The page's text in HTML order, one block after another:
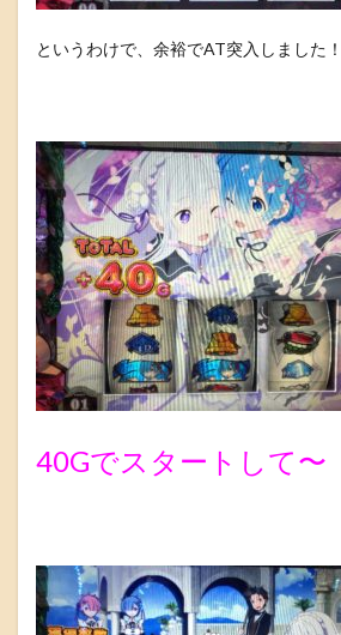
というわけで、余裕でAT突入しました！
40Gでスタートして〜